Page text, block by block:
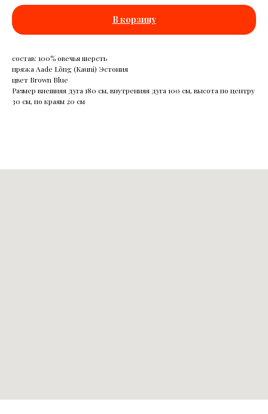
В корзину
состав: 100% овечья шерсть
пряжа Aade Lõng (Kauni) Эстония
цвет Brown Blue
Размер внешняя дуга 180 см, внутренняя дуга 100 см, высота по центру
30 см, по краям 20 см